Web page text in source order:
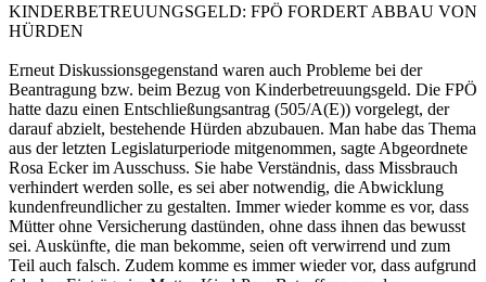
KINDERBETREUUNGSGELD: FPÖ FORDERT ABBAU VON
HÜRDEN
Erneut Diskussionsgegenstand waren auch Probleme bei der
Beantragung bzw. beim Bezug von Kinderbetreuungsgeld. Die FPÖ
hatte dazu einen Entschließungsantrag (505/A(E)) vorgelegt, der
darauf abzielt, bestehende Hürden abzubauen. Man habe das Thema
aus der letzten Legislaturperiode mitgenommen, sagte Abgeordnete
Rosa Ecker im Ausschuss. Sie habe Verständnis, dass Missbrauch
verhindert werden solle, es sei aber notwendig, die Abwicklung
kundenfreundlicher zu gestalten. Immer wieder komme es vor, dass
Mütter ohne Versicherung dastünden, ohne dass ihnen das bewusst
sei. Auskünfte, die man bekomme, seien oft verwirrend und zum
Teil auch falsch. Zudem komme es immer wieder vor, dass aufgrund